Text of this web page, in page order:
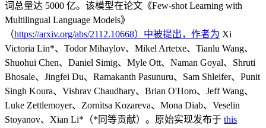
词总量达 5000 亿。该模型在论文《Few-shot Learning with
Multilingual Language Models》
（https://arxiv.org/abs/2112.10668）中被提出，作者为 Xi
Victoria Lin*、Todor Mihaylov、Mikel Artetxe、Tianlu Wang、
Shuohui Chen、Daniel Simig、Myle Ott、Naman Goyal、Shruti
Bhosale、Jingfei Du、Ramakanth Pasunuru、Sam Shleifer、Punit
Singh Koura、Vishrav Chaudhary、Brian O'Horo、Jeff Wang、
Luke Zettlemoyer、Zornitsa Kozareva、Mona Diab、Veselin
Stoyanov、Xian Li*（*同等贡献）。原始实现发布于 this